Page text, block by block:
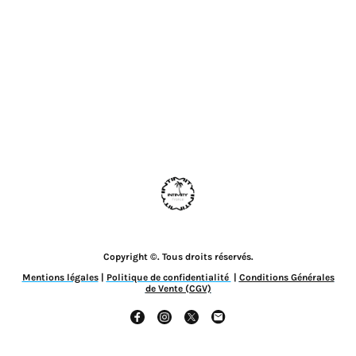
Copyright ©. Tous droits réservés.
Mentions légales| Politique de confidentialité | Conditions Générales
de Vente (CGV)